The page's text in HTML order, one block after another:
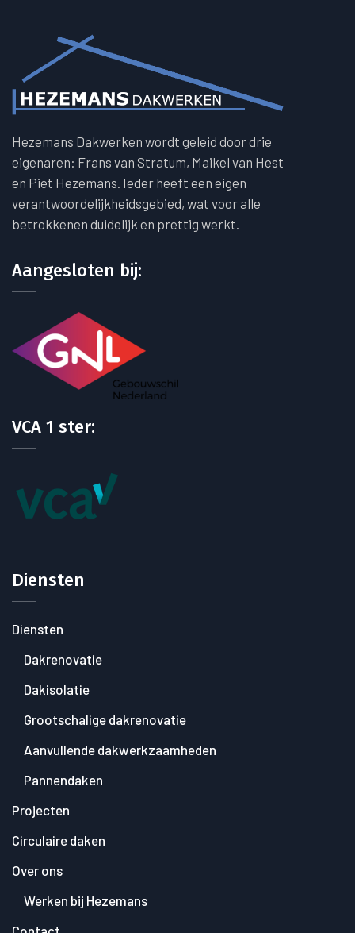
Hezemans Dakwerken wordt geleid door drie
eigenaren: Frans van Stratum, Maikel van Hest
en Piet Hezemans. Ieder heeft een eigen
verantwoordelijkheidsgebied, wat voor alle
betrokkenen duidelijk en prettig werkt.
Aangesloten bij:
VCA 1 ster:
Diensten
Diensten
Dakrenovatie
Dakisolatie
Grootschalige dakrenovatie
Aanvullende dakwerkzaamheden
Pannendaken
Projecten
Circulaire daken
Over ons
Werken bij Hezemans